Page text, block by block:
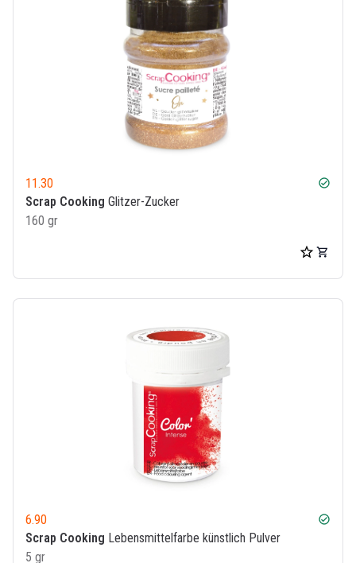
11.30 check_circle
Scrap Cooking Glitzer-Zucker
160 gr
6.90 check_circle
Scrap Cooking Lebensmittelfarbe künstlich Pulver
5 gr